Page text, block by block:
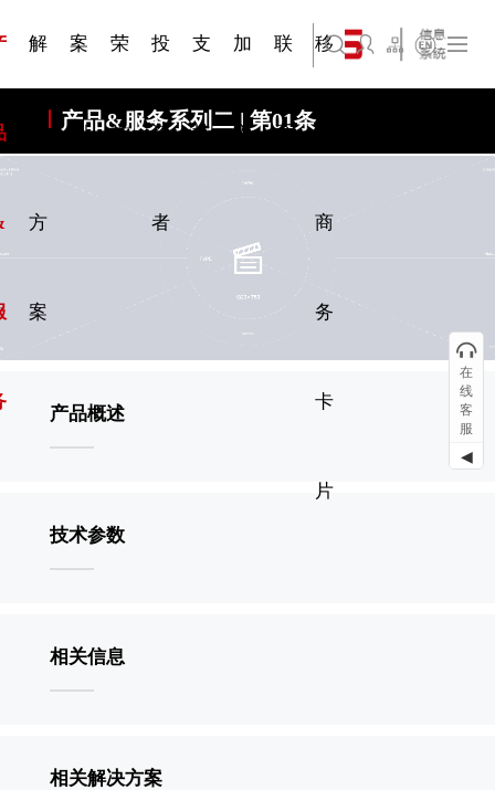
解
方
案
船舶与海洋
案
例
荣
誉
投
资
者
支
持
加
入
常见问题FAQ
联
系
移
商
务
卡
片
旗下公司名称四 English
产品&服务系列二 | 第01条
产品概述
技术参数
相关信息
相关解决方案
在
线
客
服
◀